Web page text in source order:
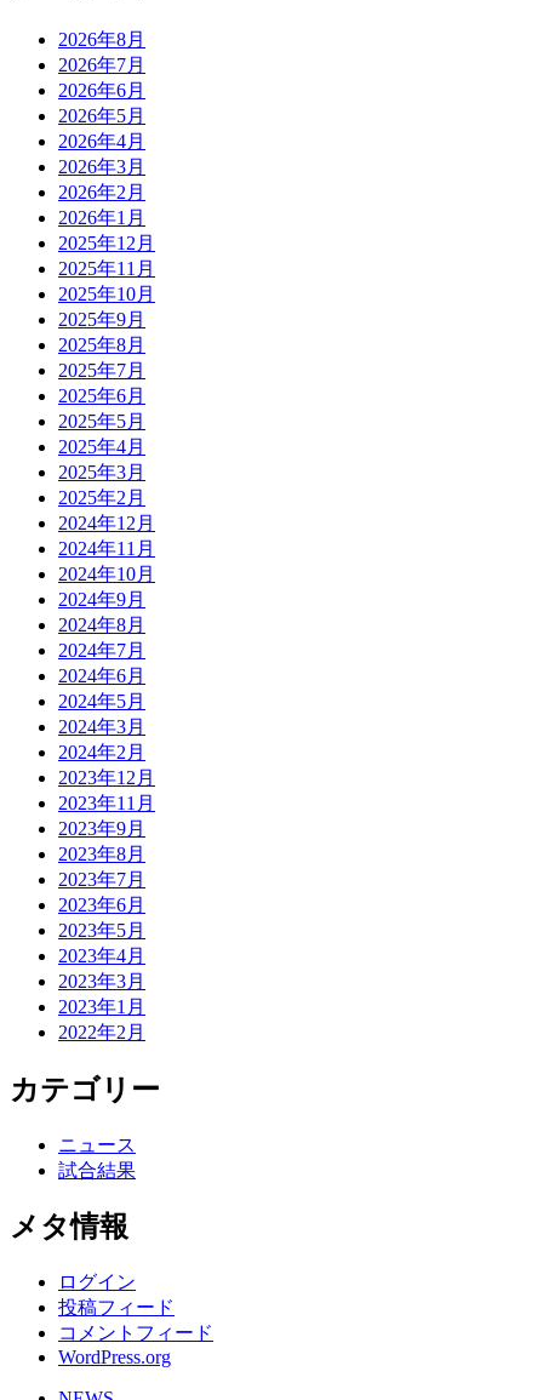
2026年8月
2026年7月
2026年6月
2026年5月
2026年4月
2026年3月
2026年2月
2026年1月
2025年12月
2025年11月
2025年10月
2025年9月
2025年8月
2025年7月
2025年6月
2025年5月
2025年4月
2025年3月
2025年2月
2024年12月
2024年11月
2024年10月
2024年9月
2024年8月
2024年7月
2024年6月
2024年5月
2024年3月
2024年2月
2023年12月
2023年11月
2023年9月
2023年8月
2023年7月
2023年6月
2023年5月
2023年4月
2023年3月
2023年1月
2022年2月
カテゴリー
ニュース
試合結果
メタ情報
ログイン
投稿フィード
コメントフィード
WordPress.org